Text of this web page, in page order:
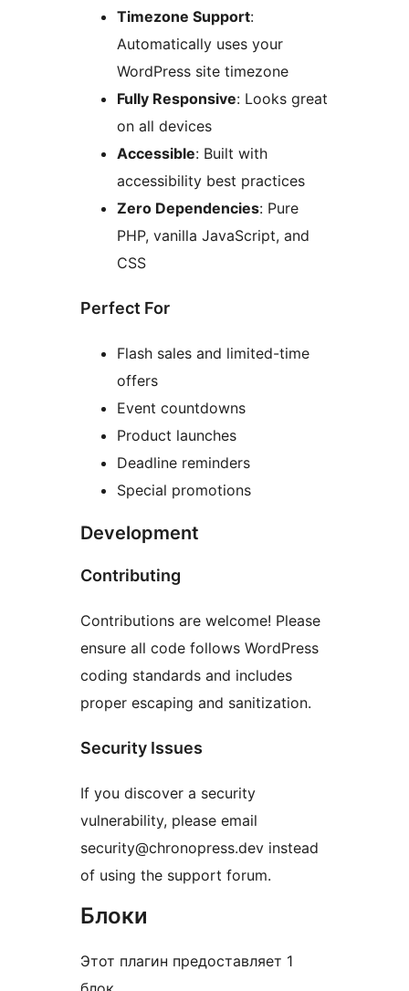
Timezone Support:
Automatically uses your
WordPress site timezone
Fully Responsive: Looks great
on all devices
Accessible: Built with
accessibility best practices
Zero Dependencies: Pure
PHP, vanilla JavaScript, and
CSS
Perfect For
Flash sales and limited-time
offers
Event countdowns
Product launches
Deadline reminders
Special promotions
Development
Contributing
Contributions are welcome! Please
ensure all code follows WordPress
coding standards and includes
proper escaping and sanitization.
Security Issues
If you discover a security
vulnerability, please email
security@chronopress.dev instead
of using the support forum.
Блоки
Этот плагин предоставляет 1